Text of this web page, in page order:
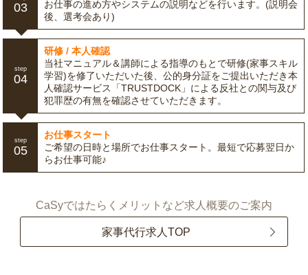
03
お仕事の進め方やシステムの説明などを行います。(説明会
後、選考会あり)
step
04
研修 / 本人確認
当社マニュアル＆講師による指導のもとで研修(家事スキル
学習)を修了いただいた後、公的身分証をご提出いただき本
人確認サービス「TRUSTDOCK」による反社との関与及び
犯罪歴の有無を確認させていただきます。
step
05
お仕事スタート
ご希望の日時と場所でお仕事スタート。最短で応募翌日か
らお仕事可能♪
CaSyではたらくメリットなど求人概要のご案内
家事代行求人TOP